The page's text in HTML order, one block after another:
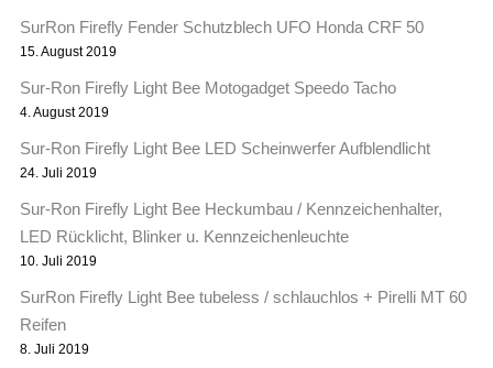
SurRon Firefly Fender Schutzblech UFO Honda CRF 50
15. August 2019
Sur-Ron Firefly Light Bee Motogadget Speedo Tacho
4. August 2019
Sur-Ron Firefly Light Bee LED Scheinwerfer Aufblendlicht
24. Juli 2019
Sur-Ron Firefly Light Bee Heckumbau / Kennzeichenhalter,
LED Rücklicht, Blinker u. Kennzeichenleuchte
10. Juli 2019
SurRon Firefly Light Bee tubeless / schlauchlos + Pirelli MT 60
Reifen
8. Juli 2019